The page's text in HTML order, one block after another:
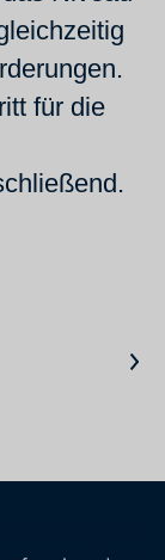
für die
Artikel